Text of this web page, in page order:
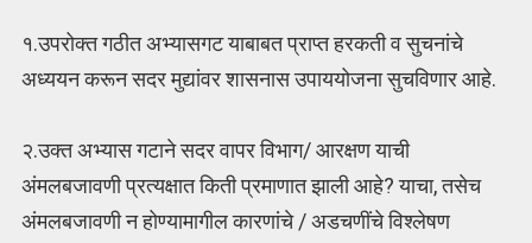
१.उपरोक्त गठीत अभ्यासगट याबाबत प्राप्त हरकती व सुचनांचे
अध्ययन करून सदर मुद्यांवर शासनास उपाययोजना सुचविणार आहे.
२.उक्त अभ्यास गटाने सदर वापर विभाग/ आरक्षण याची
अंमलबजावणी प्रत्यक्षात किती प्रमाणात झाली आहे? याचा, तसेच
अंमलबजावणी न होण्यामागील कारणांचे / अडचणींचे विश्लेषण